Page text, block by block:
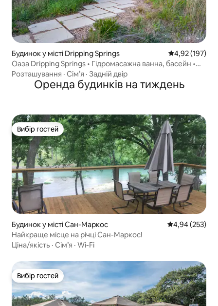
Будинок у місті Dripping Springs Середня
4,92 (197)
Оаза Dripping Springs • Гідромасажна ванна, басейн •
Остін
Розташування · Сім’я · Задній двір
Оренда будинків на тиждень
Вибір гостей
Вибір гостей
Будинок у місті Сан-Маркос Середня
4,94 (253)
Найкраще місце на річці Сан-Маркос!
Ціна/якість · Сім’я · Wi-Fi
Вибір гостей
Вибір гостей